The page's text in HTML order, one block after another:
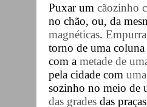
Puxar um cãozinho
no chão, ou, da
magnéticas.
torno de uma coluna
com a metade de
pela cidade com
sozinho no meio de
das grades das